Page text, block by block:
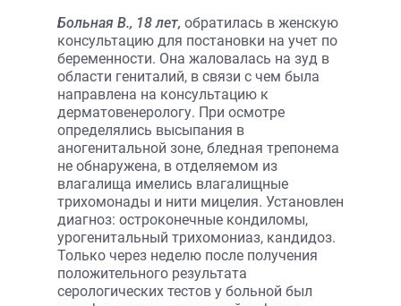
Больная В., 18 лет, обратилась в женскую
консультацию для постановки на учет по
беременности. Она жаловалась на зуд в
области гениталий, в связи с чем была
направлена на консультацию к
дерматовенерологу. При осмотре
определялись высыпания в
аногенитальной зоне, бледная трепонема
не обнаружена, в отделяемом из
влагалища имелись влагалищные
трихомонады и нити мицелия. Установлен
диагноз: остроконечные кондиломы,
урогенитальный трихомониаз, кандидоз.
Только через неделю после получения
положительного результата
серологических тестов у больной был